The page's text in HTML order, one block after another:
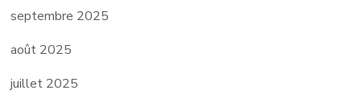
septembre 2025
août 2025
juillet 2025